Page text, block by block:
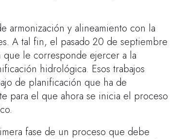
armonización y alineamiento con la
A tal fin, el pasado 20 de septiembre
le corresponde ejercer a la
hidrológica. Esos trabajos
de planificación que ha de
para el que ahora se inicia el proceso
fase de un proceso que debe